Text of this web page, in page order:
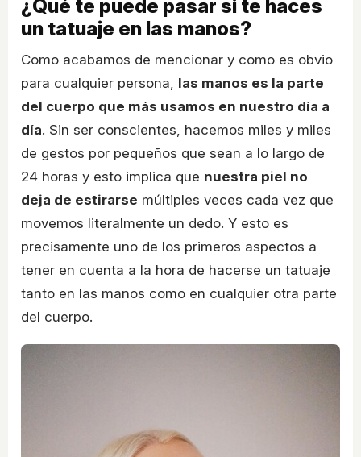
¿Qué te puede pasar si te haces
un tatuaje en las manos?
Como acabamos de mencionar y como es obvio
para cualquier persona, las manos es la parte
del cuerpo que más usamos en nuestro día a
día. Sin ser conscientes, hacemos miles y miles
de gestos por pequeños que sean a lo largo de
24 horas y esto implica que nuestra piel no
deja de estirarse múltiples veces cada vez que
movemos literalmente un dedo. Y esto es
precisamente uno de los primeros aspectos a
tener en cuenta a la hora de hacerse un tatuaje
tanto en las manos como en cualquier otra parte
del cuerpo.